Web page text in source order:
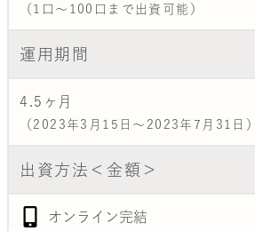
（1口〜100口まで出資可能）
運用期間
4.5 ヶ月
（2023年3月15日～2023年7月31日）
出資方法＜金額＞
オンライン完結